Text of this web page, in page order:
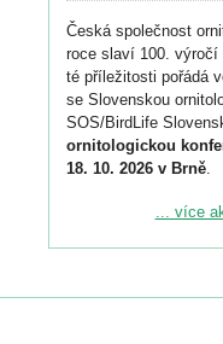
Česká společnost
roce slaví 100. výročí
té příležitosti pořádá
se Slovenskou
SOS/BirdLife
ornitologickou
18. 10. 2026 v Brně.
Podrobnější
Registrovat se
... více